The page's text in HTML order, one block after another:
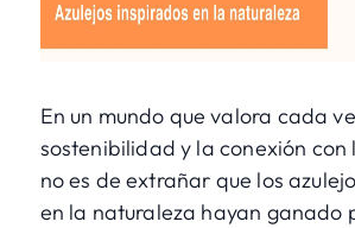
En un mundo que valora cada
sostenibilidad y la conexión con
no es de extrañar que los
en la naturaleza hayan ganado